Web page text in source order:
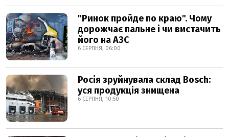
"Ринок пройде по краю". Чому
дорожчає пальне і чи вистачить
його на АЗС
6 СЕРПНЯ, 06:00
Росія зруйнувала склад Bosch:
уся продукція знищена
6 СЕРПНЯ, 10:50